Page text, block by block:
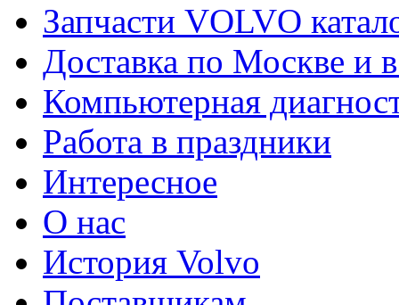
Запчасти VOLVO
Доставка по Москве и
Компьютерная
Работа в праздники
Интересное
О нас
История Volvo